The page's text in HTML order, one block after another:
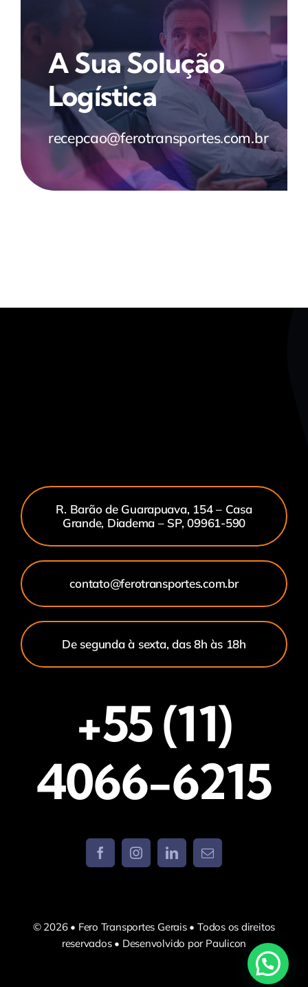
A Sua Solução
Logística
recepcao@ferotransportes.com.br
R. Barão de Guarapuava, 154 – Casa
Grande, Diadema – SP, 09961-590
contato@ferotransportes.com.br
De segunda à sexta, das 8h às 18h
+55 (11)
4066-6215
© 2026 • Fero Transportes Gerais • Todos os direitos
reservados • Desenvolvido por Paulicon